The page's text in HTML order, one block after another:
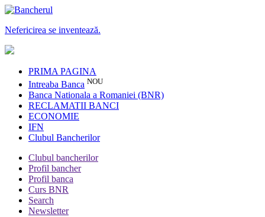
Nefericirea se inventează.
PRIMA PAGINA
Intreaba Banca NOU
Banca Nationala a Romaniei (BNR)
RECLAMATII BANCI
ECONOMIE
IFN
Clubul Bancherilor
Clubul bancherilor
Profil bancher
Profil banca
Curs BNR
Search
Newsletter